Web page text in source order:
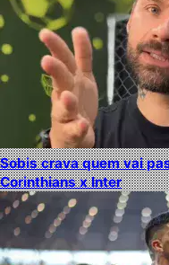
Sobis crava quem vai
Corinthians x Inter